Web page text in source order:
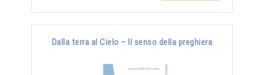
Dalla terra al Cielo – Il senso della preghiera